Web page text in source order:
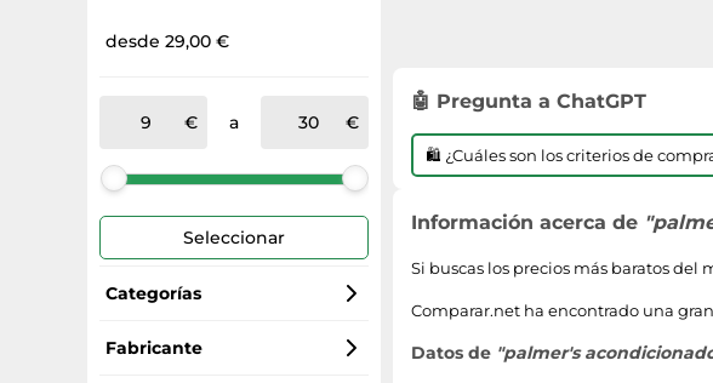
desde 29,00 €
a
Seleccionar
Categorías
Cuidado del cabello
Fabricante
🤖 Pregunta a ChatGPT
🛍️ ¿Cuáles son los criterios de
Información acerca de
Si buscas los precios más baratos
Comparar.net ha encontrado una
Datos de "palmer's